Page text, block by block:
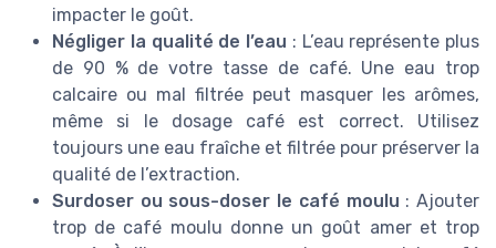
impacter le goût.
Négliger la qualité de l’eau : L’eau représente plus
de 90 % de votre tasse de café. Une eau trop
calcaire ou mal filtrée peut masquer les arômes,
même si le dosage café est correct. Utilisez
toujours une eau fraîche et filtrée pour préserver la
qualité de l’extraction.
Surdoser ou sous-doser le café moulu : Ajouter
trop de café moulu donne un goût amer et trop